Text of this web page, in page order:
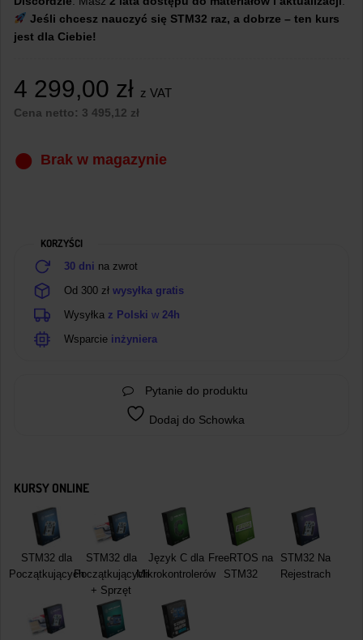
Jeśli chcesz nauczyć się STM32 raz, a dobrze – ten kurs
jest dla Ciebie!
4 299,00 zł z VAT
Cena netto: 3 495,12 zł
Brak w magazynie
KORZYŚCI
30 dni na zwrot
Od 300 zł wysyłka gratis
Wysyłka z Polski w 24h
Wsparcie inżyniera
Pytanie do produktu
Dodaj do Schowka
KURSY ONLINE
STM32 dla
Początkujących
STM32 dla
Początkujących
+ Sprzęt
Język C dla
Mikrokontrolerów
FreeRTOS na
STM32
STM32 Na
Rejestrach